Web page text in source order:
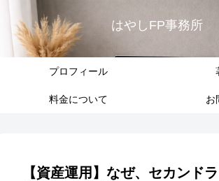
はやしFP事務所
プロフィール
料金について お
【資産運用】なぜ、セカンド